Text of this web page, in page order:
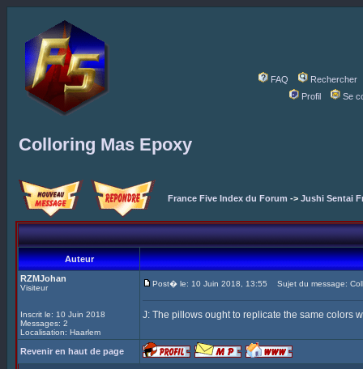
FAQ
Rechercher
Profil
Se
Colloring Mas Epoxy
France Five Index du Forum -> Jushi Sentai
Auteur
RZMJohan
Visiteur
Inscrit le: 10 Juin 2018
Messages: 2
Localisation: Haarlem
Post� le: 10 Juin 2018, 13:55 Sujet du message:
J: The pillows ought to replicate the same colors
Revenir en haut de page